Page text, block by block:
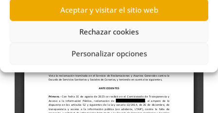
Aceptar y visitar el sitio web
Rechazar cookies
Personalizar opciones